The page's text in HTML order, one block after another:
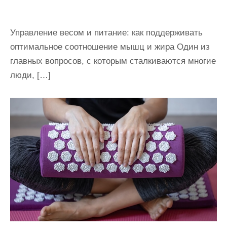
Управление весом и питание: как поддерживать
оптимальное соотношение мышц и жира Один из
главных вопросов, с которым сталкиваются многие
люди, […]